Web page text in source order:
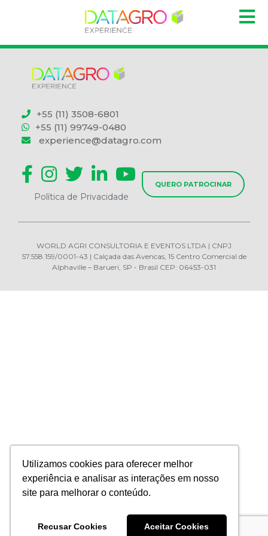
Utilizamos cookies para oferecer melhor
experiência e analisar as interações em nosso
site para melhorar o conteúdo.
Recusar Cookies Aceitar Cookies
+55 (11) 3508-6801
+55 (11) 99749-0480
experience@datagro.com
Política de Privacidade
QUERO PATROCINAR
WORLD AGRI CONSULTORIA E EVENTOS LTDA | CNPJ
57.558.159/0001-43 | Calçada das Avencas, 15 Centro Comercial de
Alphaville – Barueri, SP - Brasil CEP: 06453-031